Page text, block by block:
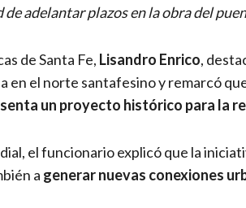
adelantar plazos en la obra del
de Santa Fe, Lisandro Enrico,
en el norte santafesino y remarcó
un proyecto histórico para la
el funcionario explicó que la
a generar nuevas conexiones